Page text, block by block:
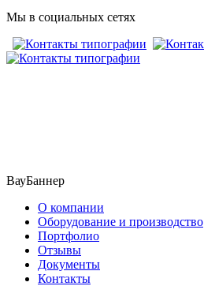
Мы в социальных сетях
ВауБаннер
О компании
Оборудование и производство
Портфолио
Отзывы
Документы
Контакты